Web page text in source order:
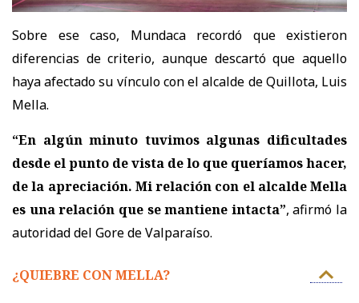
Sobre ese caso, Mundaca recordó que existieron
diferencias de criterio, aunque descartó que aquello
haya afectado su vínculo con el alcalde de Quillota, Luis
Mella.
“En algún minuto tuvimos algunas dificultades
desde el punto de vista de lo que queríamos hacer,
de la apreciación. Mi relación con el alcalde Mella
es una relación que se mantiene intacta”, afirmó la
autoridad del Gore de Valparaíso.
¿QUIEBRE CON MELLA?